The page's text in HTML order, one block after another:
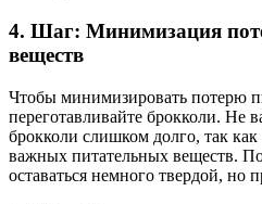
4. Шаг: Минимизация
веществ
Чтобы минимизировать потерю
переготавливайте брокколи. Не
брокколи слишком долго, так
важных питательных веществ.
оставаться немного твердой, но